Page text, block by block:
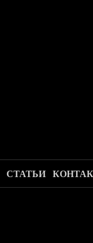
СТАТЬИ